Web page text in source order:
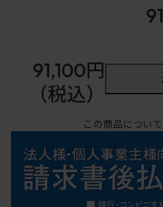
91,100円
（税込）
この商品につい